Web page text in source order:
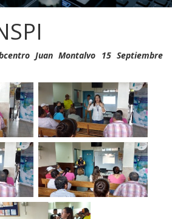
Juan Montalvo 15 Septiembre